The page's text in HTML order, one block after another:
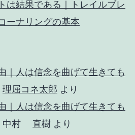
は結果である｜トレイルブレ
ーナリングの基本
｜人は信念を曲げて生きても
理屈コネ太郎 より
｜人は信念を曲げて生きても
中村 直樹 より